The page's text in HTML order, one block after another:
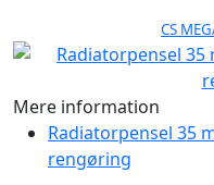
CS
Mere information
Radiatorpensel 35
rengøring